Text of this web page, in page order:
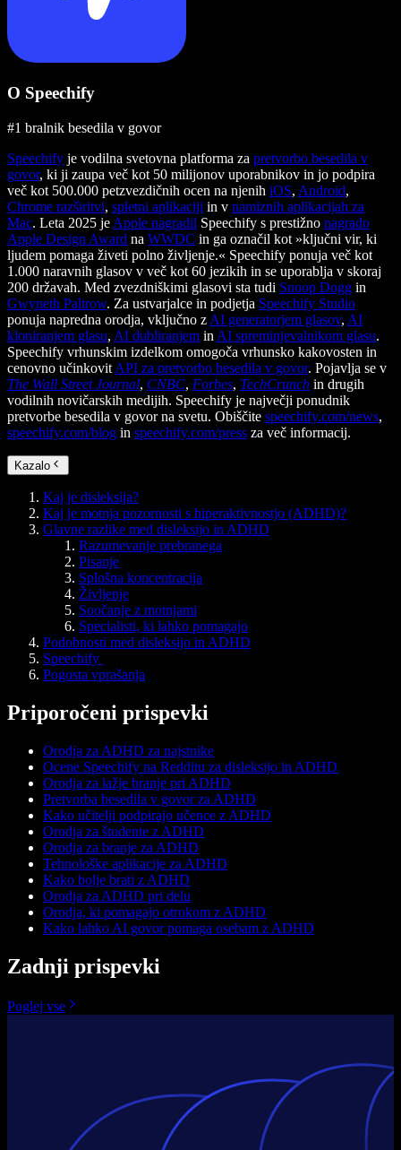
O Speechify
#1 bralnik besedila v govor
Speechify je vodilna svetovna platforma za pretvorbo besedila v
govor, ki ji zaupa več kot 50 milijonov uporabnikov in jo podpira
več kot 500.000 petzvezdičnih ocen na njenih iOS, Android,
Chrome razširitvi, spletni aplikaciji in v namiznih aplikacijah za
Mac. Leta 2025 je Apple nagradil Speechify s prestižno nagrado
Apple Design Award na WWDC in ga označil kot »ključni vir, ki
ljudem pomaga živeti polno življenje.« Speechify ponuja več kot
1.000 naravnih glasov v več kot 60 jezikih in se uporablja v skoraj
200 državah. Med zvezdniškimi glasovi sta tudi Snoop Dogg in
Gwyneth Paltrow. Za ustvarjalce in podjetja Speechify Studio
ponuja napredna orodja, vključno z AI generatorjem glasov, AI
kloniranjem glasu, AI dubliranjem in AI spreminjevalnikom glasu.
Speechify vrhunskim izdelkom omogoča vrhunsko kakovosten in
cenovno učinkovit API za pretvorbo besedila v govor. Pojavlja se v
The Wall Street Journal, CNBC, Forbes, TechCrunch in drugih
vodilnih novičarskih medijih. Speechify je največji ponudnik
pretvorbe besedila v govor na svetu. Obiščite speechify.com/news,
speechify.com/blog in speechify.com/press za več informacij.
Kazalo
Kaj je disleksija?
Kaj je motnja pozornosti s hiperaktivnostjo (ADHD)?
Glavne razlike med disleksijo in ADHD
Razumevanje prebranega
Pisanje
Splošna koncentracija
Življenje
Soočanje z motnjami
Specialisti, ki lahko pomagajo
Podobnosti med disleksijo in ADHD
Speechify
Pogosta vprašanja
Priporočeni prispevki
Orodja za ADHD za najstnike
Ocene Speechify na Redditu za disleksijo in ADHD
Orodja za lažje branje pri ADHD
Pretvorba besedila v govor za ADHD
Kako učitelji podpirajo učence z ADHD
Orodja za študente z ADHD
Orodja za branje za ADHD
Tehnološke aplikacije za ADHD
Kako bolje brati z ADHD
Orodja za ADHD pri delu
Orodja, ki pomagajo otrokom z ADHD
Kako lahko AI govor pomaga osebam z ADHD
Zadnji prispevki
Poglej vse